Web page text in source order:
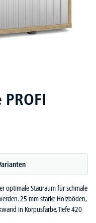
optimale Stauraum für schmale
25 mm starke Holzböden,
in Korpusfarbe, Tiefe 420